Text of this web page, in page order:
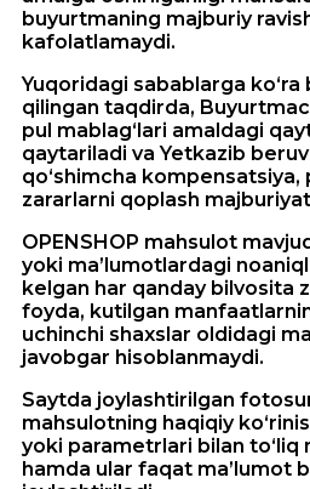
buyurtmaning majburiy
kafolatlamaydi.
Yuqoridagi sabablarga
qilingan taqdirda,
pul mablag‘lari amaldagi
qaytariladi va Yetkazib
qo‘shimcha kompensatsiya,
zararlarni qoplash
OPENSHOP mahsulot
yoki ma’lumotlardagi
kelgan har qanday bilvosita
foyda, kutilgan
uchinchi shaxslar oldidagi
javobgar hisoblanmaydi.
Saytda joylashtirilgan
mahsulotning haqiqiy
yoki parametrlari bilan to‘liq
hamda ular faqat ma’lumot